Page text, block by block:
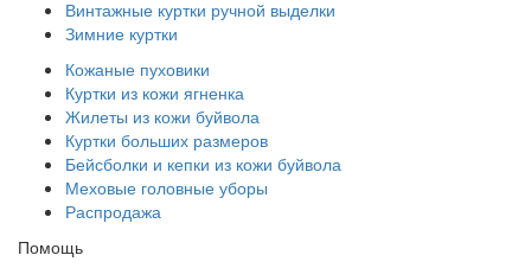
Винтажные куртки ручной выделки
Зимние куртки
Кожаные пуховики
Куртки из кожи ягненка
Жилеты из кожи буйвола
Куртки больших размеров
Бейсболки и кепки из кожи буйвола
Меховые головные уборы
Распродажа
Помощь